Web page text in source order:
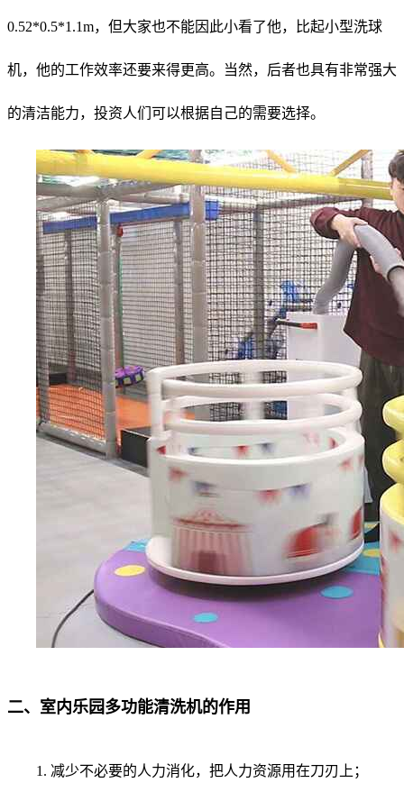
0.52*0.5*1.1m，但大家也不能因此小看了他，比起小型洗球
机，他的工作效率还要来得更高。当然，后者也具有非常强大
的清洁能力，投资人们可以根据自己的需要选择。
二、室内乐园多功能清洗机的作用
1. 减少不必要的人力消化，把人力资源用在刀刃上；